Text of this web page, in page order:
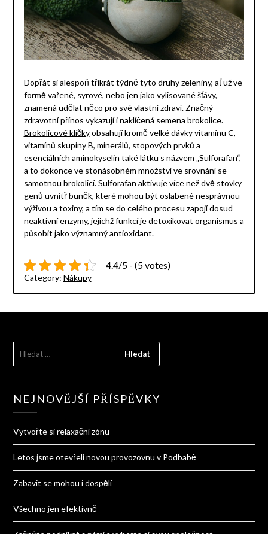
Dopřát si alespoň třikrát týdně tyto druhy zeleniny, ať už ve
formě vařené, syrové, nebo jen jako vylisované šťávy,
znamená udělat něco pro své vlastní zdraví. Značný
zdravotní přínos vykazují i naklíčená semena brokolice.
Brokolicové klíčkyobsahují kromě velké dávky vitamínu C,
vitamínů skupiny B, minerálů, stopových prvků a
esenciálních aminokyselin také látku s názvem „Sulforafan“,
a to dokonce ve stonásobném množství ve srovnání se
samotnou brokolicí. Sulforafan aktivuje více než dvě stovky
genů uvnitř buněk, které mohou být oslabené nesprávnou
výživou a toxiny, a tím se do celého procesu zapojí dosud
neaktivní enzymy, jejichž funkcí je detoxikovat organismus a
působit jako významný antioxidant.
4.4/5 - (5 votes)
Category: Nákupy
NEJNOVĚJŠÍ PŘÍSPĚVKY
Vytvořte si relaxační zónu
Letos jsme otevřeli novou provozovnu v Podbabě
Zabavit se mohou i dospělí
Všechno jen efektivně